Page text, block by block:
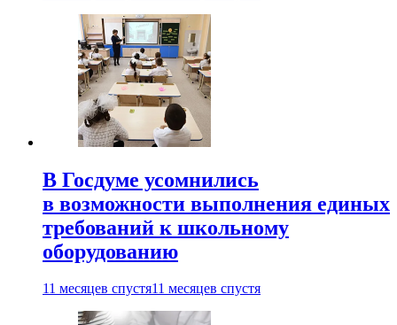
В Госдуме усомнились
в возможности выполнения единых
требований к школьному
оборудованию
11 месяцев спустя11 месяцев спустя